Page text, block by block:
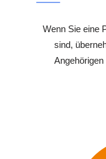
Wenn Sie eine
sind,